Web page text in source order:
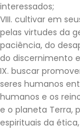
interessados;
VIII. cultivar em
pelas virtudes da
paciência, do
do discernimento
IX. buscar
seres humanos
humanos e os
e o planeta Terra,
espirituais da